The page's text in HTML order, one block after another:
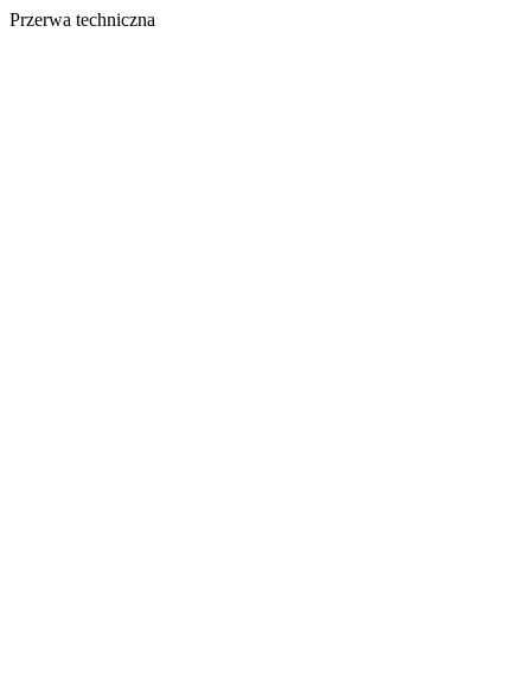
Przerwa techniczna